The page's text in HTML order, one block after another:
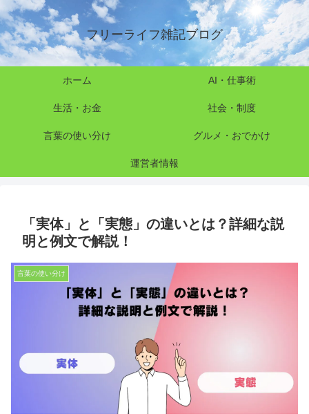
フリーライフ雑記ブログ
ホーム AI・仕事術
生活・お金 社会・制度
言葉の使い分け グルメ・おでかけ
運営者情報
「実体」と「実態」の違いとは？詳細な説
明と例文で解説！
言葉の使い分け